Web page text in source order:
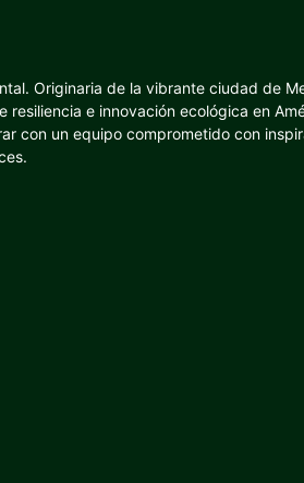
Originaria de la vibrante ciudad de
e innovación ecológica en
con un equipo comprometido con